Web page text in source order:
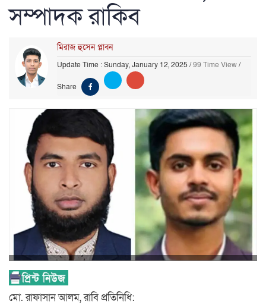
সম্পাদক রাকিব
মিরাজ হুসেন প্লাবন
Update Time : Sunday, January 12, 2025 /99 Time View/
Share
মো. রাফাসান আলম, রাবি প্রতিনিধি: